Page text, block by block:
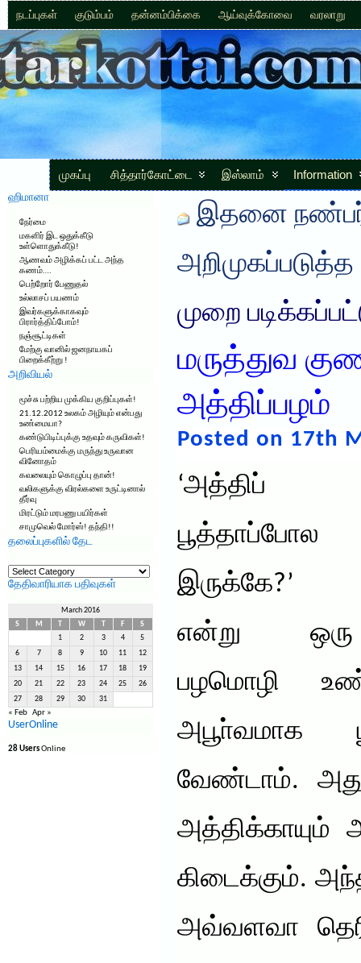
நடப்புகள் குடும்பம் தன்னம்பிக்கை ஆய்வுக்கோவை வரலாறு
முகப்பு சித்தார்கோட்டை இஸ்லாம் Information
ஹிமானா
நேர்மை
மகளிர் இட ஒதுக்கீடு
உள்ளொதுக்கீடு!
ஆணவம் அழிக்கப் பட்ட அந்த
கணம்….
பெற்றோர் பேணுதல்
உல்லாசப் பயணம்
இவர்களுக்காகவும்
பிரார்த்திப்போம்!
நஞ்சூட்டிகள்
மேற்கு வானில் ஜனநாயகப்
பிறைக்கீற்று !
அறிவியல்
மூச்சு பற்றிய முக்கிய குறிப்புகள்!
21.12.2012 உலகம் அழியும் என்பது
உண்மையா?
கண்டுபிடிப்புக்கு உதவும் கருவிகள்!
பெரியம்மைக்கு மருந்து உருவான
வினோதம்
கவலையும் கொழுப்பு தான்!
வலிகளுக்கு விரல்களை உருட்டினால்
தீர்வு
மிரட்டும் மரபணு பயிர்கள்
சாமுவெல் மோர்ஸ்! தந்தி!!
தலைப்புகளில் தேட
தலைப்புகளில்
தேட
தேதிவாரியாக பதிவுகள்
March 2016
S
M W F
S
1
2 3 4 5
6 7 8 9 10 11 12
13 14 15 16 17 18 19
20 21 22 23 24 25 26
27 28 29 30 31
« Feb Apr »
UserOnline
28 UsersOnline
இதனை
அறிமுகப்படுத்த
முறை
மருத்துவ
அத்திப்பழம்
Posted on 17th
‘அத்திப்
பூத்தாப்போல
இருக்கே?’
என்று ஒரு
பழமொழி
அபூா்வமாக
வேண்டாம். அது
அத்திக்காயும்
கிடைக்கும்.
அவ்வளவா